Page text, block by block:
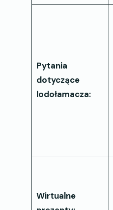
Pytania
dotyczące
lodołamacza:
Wirtualne